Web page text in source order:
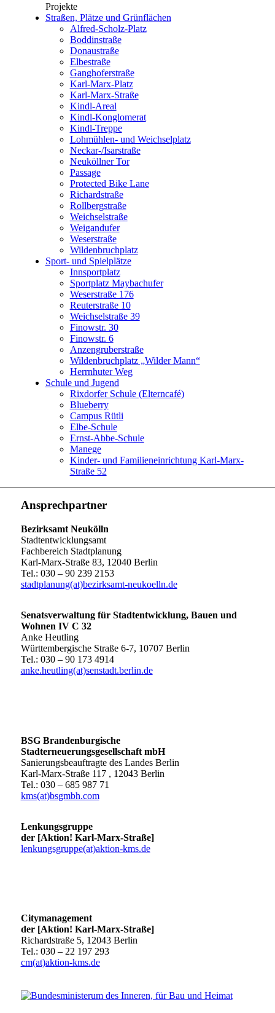
Projekte
Straßen, Plätze und Grünflächen
Alfred-Scholz-Platz
Boddinstraße
Donaustraße
Elbestraße
Ganghoferstraße
Karl-Marx-Platz
Karl-Marx-Straße
Kindl-Areal
Kindl-Konglomerat
Kindl-Treppe
Lohmühlen- und Weichselplatz
Neckar-/Isarstraße
Neuköllner Tor
Passage
Protected Bike Lane
Richardstraße
Rollbergstraße
Weichselstraße
Weigandufer
Weserstraße
Wildenbruchplatz
Sport- und Spielplätze
Innsportplatz
Sportplatz Maybachufer
Weserstraße 176
Reuterstraße 10
Weichselstraße 39
Finowstr. 30
Finowstr. 6
Anzengruberstraße
Wildenbruchplatz „Wilder Mann“
Herrnhuter Weg
Schule und Jugend
Rixdorfer Schule (Elterncafé)
Blueberry
Campus Rütli
Elbe-Schule
Ernst-Abbe-Schule
Manege
Kinder- und Familieneinrichtung Karl-Marx-
Straße 52
Ansprechpartner
Bezirksamt Neukölln
Stadtentwicklungsamt
Fachbereich Stadtplanung
Karl-Marx-Straße 83, 12040 Berlin
Tel.: 030 – 90 239 2153
stadtplanung(at)bezirksamt-neukoelln.de
Senatsverwaltung für Stadtentwicklung, Bauen und
Wohnen IV C 32
Anke Heutling
Württembergische Straße 6-7, 10707 Berlin
Tel.: 030 – 90 173 4914
anke.heutling(at)senstadt.berlin.de
BSG Brandenburgische
Stadterneuerungsgesellschaft mbH
Sanierungsbeauftragte des Landes Berlin
Karl-Marx-Straße 117 , 12043 Berlin
Tel.: 030 – 685 987 71
kms(at)bsgmbh.com
Lenkungsgruppe
der [Aktion! Karl-Marx-Straße]
lenkungsgruppe(at)aktion-kms.de
Citymanagement
der [Aktion! Karl-Marx-Straße]
Richardstraße 5, 12043 Berlin
Tel.: 030 – 22 197 293
cm(at)aktion-kms.de